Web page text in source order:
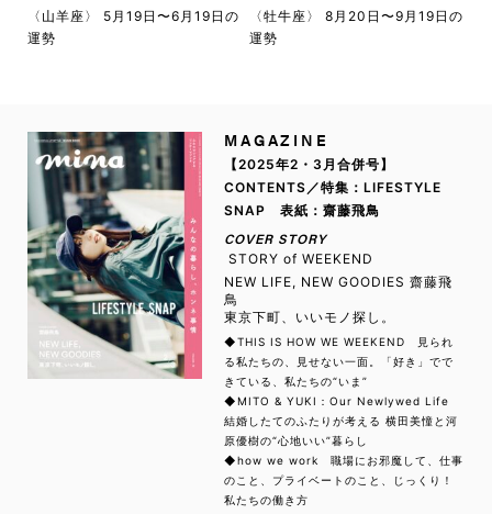
〈山羊座〉 5月19日〜6月19日の
運勢
〈牡牛座〉 8月20日〜9月19日の
運勢
MAGAZINE
【2025年2・3月合併号】
CONTENTS／特集：LIFESTYLE
SNAP 表紙：齋藤飛鳥
COVER STORY
STORY of WEEKEND
NEW LIFE, NEW GOODIES 齋藤飛
鳥
東京下町、いいモノ探し。
◆THIS IS HOW WE WEEKEND 見られ
る私たちの、見せない一面。「好き」でで
きている、私たちの“いま”
◆MITO & YUKI：Our Newlywed Life
結婚したてのふたりが考える 横田美憧と河
原優樹の“心地いい”暮らし
◆how we work 職場にお邪魔して、仕事
のこと、プライベートのこと、じっくり！
私たちの働き方